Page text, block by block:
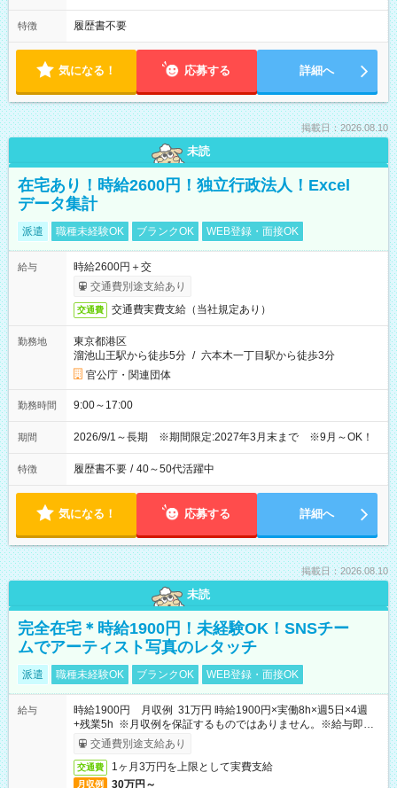
特徴 履歴書不要
気になる！ 応募する 詳細へ
掲載日：2026.08.10
未読
在宅あり！時給2600円！独立行政法人！Excel
データ集計
派遣 職種未経験OK ブランクOK WEB登録・面接OK
給与
時給2600円＋交
交通費別途支給あり
交通費 交通費実費支給（当社規定あり）
勤務地
東京都港区
溜池山王駅から徒歩5分 / 六本木一丁目駅から徒歩3分
官公庁・関連団体
勤務時間 9:00～17:00
期間 2026/9/1～長期 ※期間限定:2027年3月末まで ※9月～OK！
特徴 履歴書不要 / 40～50代活躍中
気になる！ 応募する 詳細へ
掲載日：2026.08.10
未読
完全在宅＊時給1900円！未経験OK！SNSチー
ムでアーティスト写真のレタッチ
派遣 職種未経験OK ブランクOK WEB登録・面接OK
給与
時給1900円 月収例 31万円 時給1900円×実働8h×週5日×4週
+残業5h ※月収例を保証するものではありません。※給与即受
取りサービス利用可（利用条件有）
交通費別途支給あり
交通費 1ヶ月3万円を上限として実費支給
月収例 30万円～